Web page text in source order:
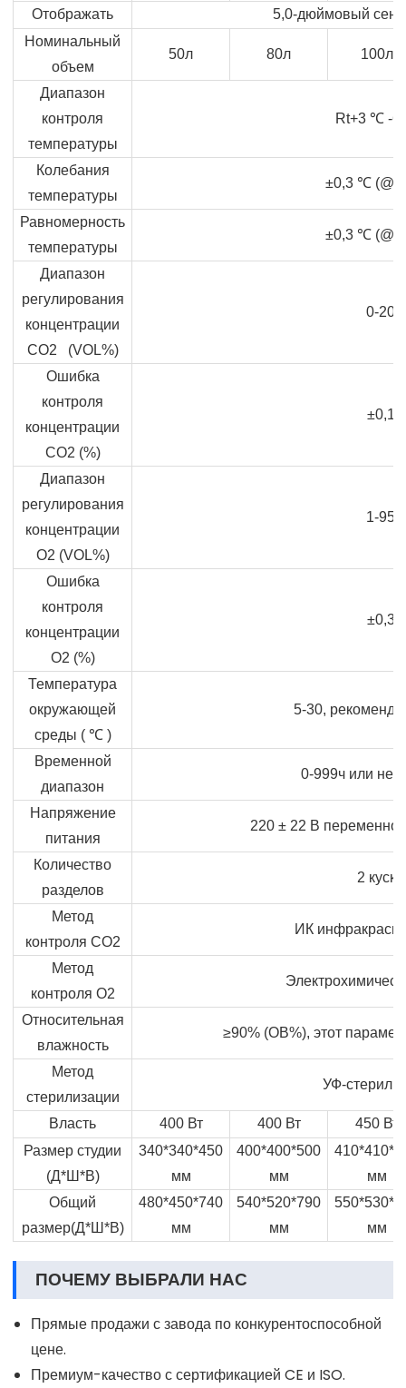
Отображать
5,0-дюймовый
Номинальный
объем
50л 80л 100л
Диапазон
контроля
температуры
Rt+3 ℃ -
Колебания
температуры
±0,3 ℃
Равномерность
температуры
±0,3 ℃
Диапазон
регулирования
концентрации
CO2 (VOL%)
0-20
Ошибка
контроля
концентрации
CO2 (%)
±0,1
Диапазон
регулирования
концентрации
O2 (VOL%)
1-95
Ошибка
контроля
концентрации
O2 (%)
±0,3
Температура
окружающей
среды ( ℃ )
5-30,
Временной
диапазон
0-999ч или
Напряжение
питания
220 ± 22 В
Количество
разделов
2 куска
Метод
контроля CO2
ИК
Метод
контроля O2
Относительная
влажность
≥90% (ОВ%), этот
Метод
стерилизации
УФ-
Власть 400 Вт 400 Вт
450 Вт
Размер студии
(Д*Ш*В)
340*340*450
мм
400*400*500
мм
мм
Общий
размер(Д*Ш*В)
480*450*740
мм
540*520*790
мм
мм
ПОЧЕМУ ВЫБРАЛИ НАС
Прямые продажи с завода по конкурентоспособной
цене.
Премиум-качество с сертификацией CE и ISO.